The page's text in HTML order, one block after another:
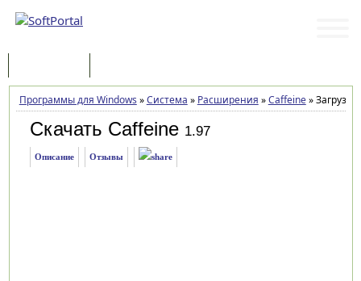
Программы для Windows »Система » Расширения »Caffeine»Загрузка
Скачать Caffeine 1.97
Описание Отзывы